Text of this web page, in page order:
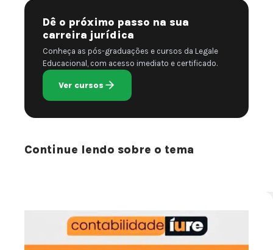
Dê o próximo passo na sua
carreira jurídica
Conheça as pós-graduações e cursos da Legale
Educacional, com acesso imediato e certificado.
Ver cursos
Continue lendo sobre o tema